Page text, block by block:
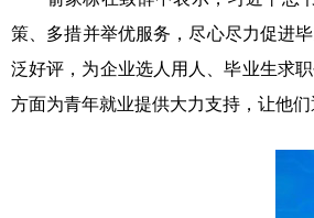
策、多措并举优服务，尽心尽力促进
泛好评，为企业选人用人、毕业生求
方面为青年就业提供大力支持，让他